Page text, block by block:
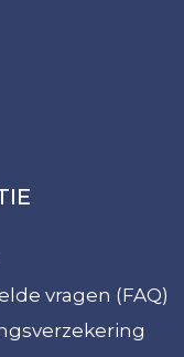
vragen (FAQ)